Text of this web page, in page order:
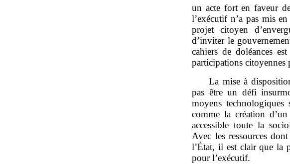
un acte fort en faveur
l’exécutif n’a pas mis
projet citoyen
d’inviter le
cahiers de doléances
participations citoyennes
La mise à
pas être un défi
moyens technologiques
comme la création
accessible toute la
Avec les ressources
l’État, il est clair que la
pour l’exécutif.